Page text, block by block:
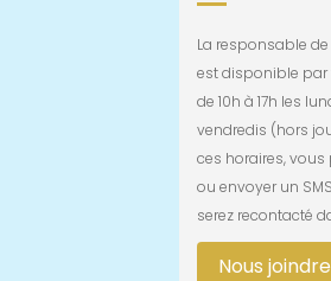
La responsable
est disponible par
de 10h à 17h les
vendredis (hors
ces horaires,
ou envoyer un
serez recontacté
Nous joindre